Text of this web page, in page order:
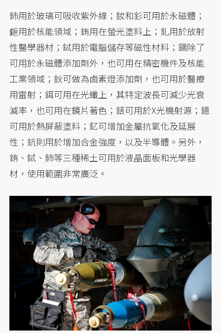
鈰用於玻璃可吸收紫外線；釹和釤可用於永磁體；
鉕用於核能領域；銪用在螢光塗料上；釓用於放射
性醫學器材；鋱用於電腦儲存等磁性材料；鏑除了
可用於永磁體添加劑外，也可用在精密機件及核能
工業領域；鈥可做為鹵素燈添加劑，也可用於醫療
用雷射；鉺可用在光纖上，其特定波長可減少光衰
減率，也可用在鏡片著色；銩可用於X光機射源；鐿
可用於熱屏蔽塗料；釔可增加金屬抗氧化及延展
性；鈧則用於增加合金強度，以及半導體。另外，
銪、鋱、鈰等三種稀土可用於液晶面板和光學器
材，使用範圍非常廣泛。